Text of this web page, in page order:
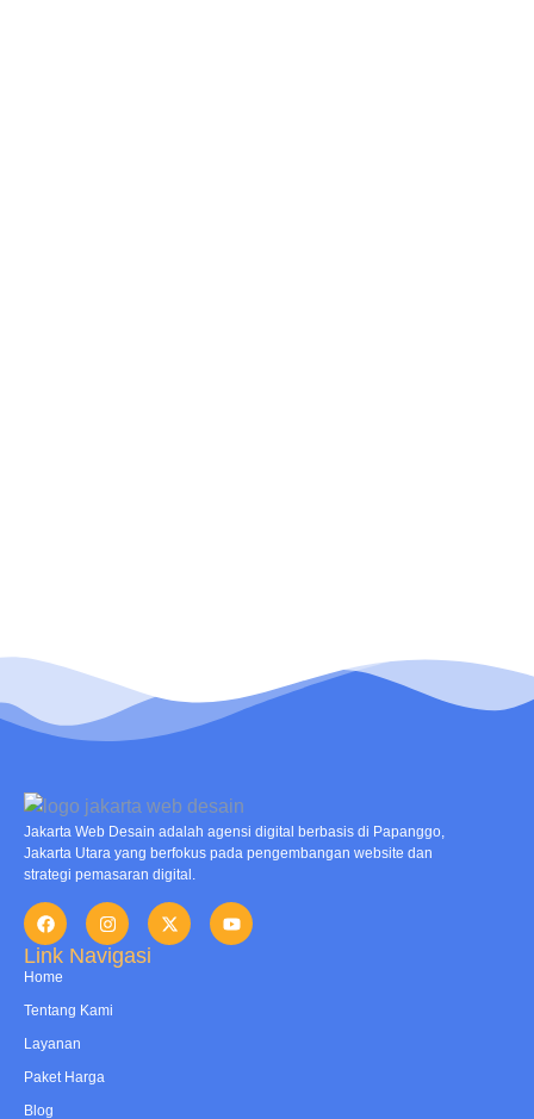
Jakarta Web Desain adalah agensi digital berbasis di Papanggo,
Jakarta Utara yang berfokus pada pengembangan website dan
strategi pemasaran digital.
Link Navigasi
Home
Tentang Kami
Layanan
Paket Harga
Blog